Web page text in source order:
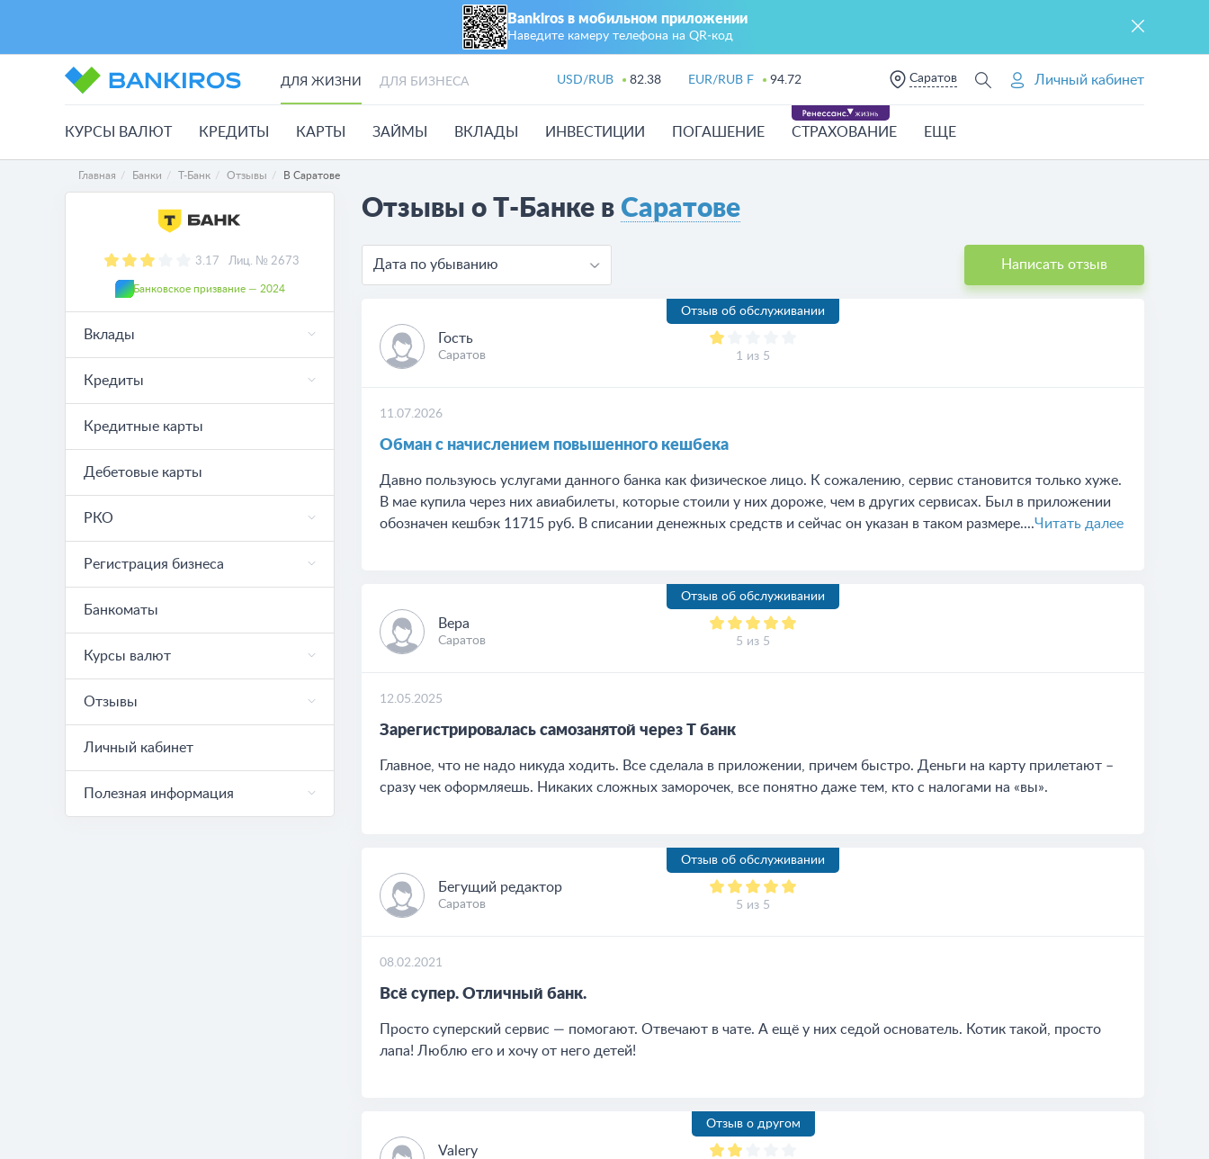
Bankiros в мобильном приложении
Наведите камеру телефона на QR‑код
ДЛЯ ЖИЗНИ ДЛЯ БИЗНЕСА USD/RUB 82.38 EUR/RUB F 94.72 Саратов Личный кабинет
КУРСЫ ВАЛЮТ КРЕДИТЫ КАРТЫ ЗАЙМЫ ВКЛАДЫ ИНВЕСТИЦИИ ПОГАШЕНИЕ СТРАХОВАНИЕ ЕЩЕ
Главная Банки Т-Банк Отзывы В Саратове
3.17 Лиц. № 2673
Банковское призвание — 2024
Вклады
Кредиты
Кредитные карты
Дебетовые карты
РКО
Регистрация бизнеса
Банкоматы
Курсы валют
Отзывы
Личный кабинет
Полезная информация
Отзывы о Т-Банке в Саратове
Дата по убыванию Написать отзыв
Отзыв об обслуживании
Гость
Саратов 1 из 5
11.07.2026
Обман с начислением повышенного кешбека
Давно пользуюсь услугами данного банка как физическое лицо. К сожалению, сервис становится только хуже.
В мае купила через них авиабилеты, которые стоили у них дороже, чем в других сервисах. Был в приложении
обозначен кешбэк 11715 руб. В списании денежных средств и сейчас он указан в таком размере....Читать далее
Отзыв об обслуживании
Вера
Саратов 5 из 5
12.05.2025
​Зарегистрировалась самозанятой через Т банк
Главное, что не надо никуда ходить. Все сделала в приложении, причем быстро. Деньги на карту прилетают –
сразу чек оформляешь. Никаких сложных заморочек, все понятно даже тем, кто с налогами на «вы».
Отзыв об обслуживании
Бегущий редактор
Саратов 5 из 5
08.02.2021
Всё супер. Отличный банк.
Просто суперский сервис — помогают. Отвечают в чате. А ещё у них седой основатель. Котик такой, просто
лапа! Люблю его и хочу от него детей!
Отзыв о другом
Valery